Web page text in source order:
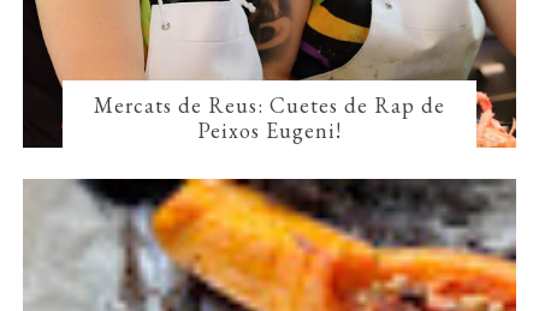
Mercats de Reus: Cuetes de Rap de
Peixos Eugeni!